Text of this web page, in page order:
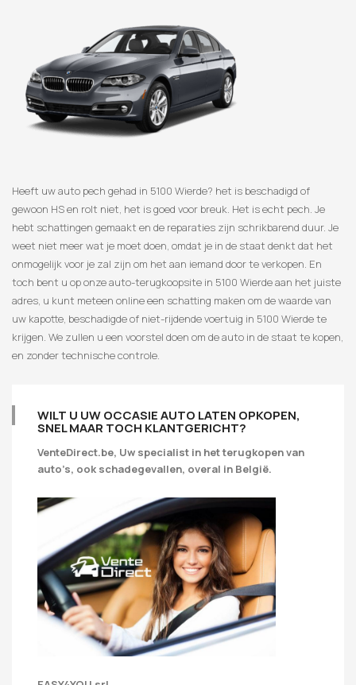
Heeft uw auto pech gehad in 5100 Wierde? het is beschadigd of
gewoon HS en rolt niet, het is goed voor breuk. Het is echt pech. Je
hebt schattingen gemaakt en de reparaties zijn schrikbarend duur. Je
weet niet meer wat je moet doen, omdat je in de staat denkt dat het
onmogelijk voor je zal zijn om het aan iemand door te verkopen. En
toch bent u op onze auto-terugkoopsite in 5100 Wierde aan het juiste
adres, u kunt meteen online een schatting maken om de waarde van
uw kapotte, beschadigde of niet-rijdende voertuig in 5100 Wierde te
krijgen. We zullen u een voorstel doen om de auto in de staat te kopen,
en zonder technische controle.
WILT U UW OCCASIE AUTO LATEN OPKOPEN,
SNEL MAAR TOCH KLANTGERICHT?
VenteDirect.be, Uw specialist in het terugkopen van
auto’s, ook schadegevallen, overal in België.